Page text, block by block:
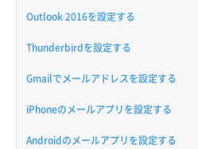
Outlook 2016を設定する
Thunderbirdを設定する
Gmailでメールアドレスを設定する
iPhoneのメールアプリを設定する
Androidのメールアプリを設定する